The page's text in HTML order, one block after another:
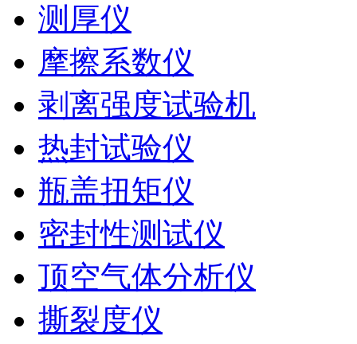
测厚仪
摩擦系数仪
剥离强度试验机
热封试验仪
瓶盖扭矩仪
密封性测试仪
顶空气体分析仪
撕裂度仪